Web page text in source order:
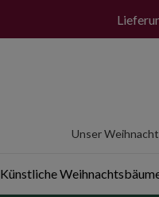
Unser
Künstliche